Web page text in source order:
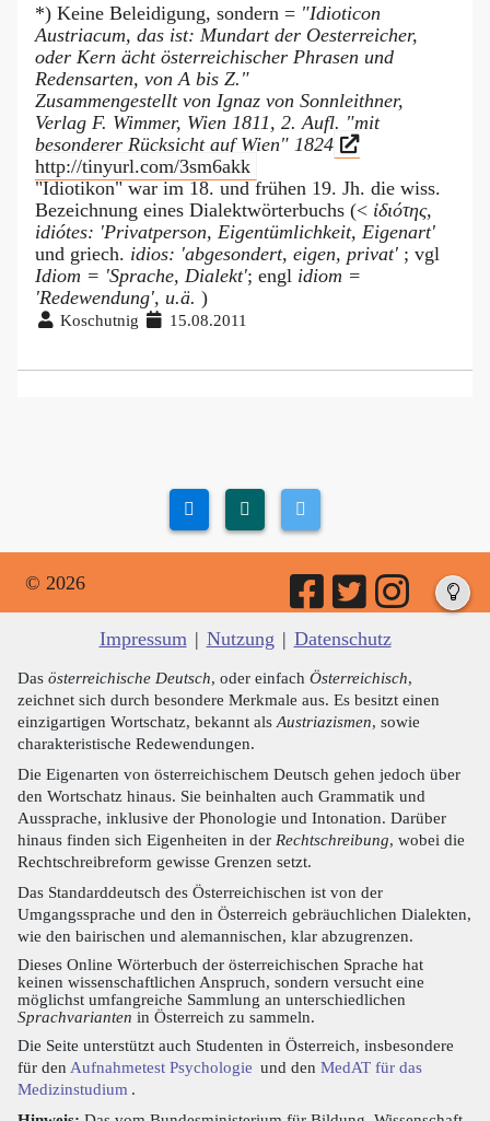
*) Keine Beleidigung, sondern = "Idioticon
Austriacum, das ist: Mundart der Oesterreicher,
oder Kern ächt österreichischer Phrasen und
Redensarten, von A bis Z."
Zusammengestellt von Ignaz von Sonnleithner,
Verlag F. Wimmer, Wien 1811, 2. Aufl. "mit
besonderer Rücksicht auf Wien" 1824
http://tinyurl.com/3sm6akk
"Idiotikon" war im 18. und frühen 19. Jh. die wiss.
Bezeichnung eines Dialektwörterbuchs (< ἰδιότης,
idiótes: 'Privatperson, Eigentümlichkeit, Eigenart'
und griech. idios: 'abgesondert, eigen, privat' ; vgl
Idiom = 'Sprache, Dialekt'; engl idiom =
'Redewendung', u.ä. )
Koschutnig 15.08.2011
© 2026
Impressum | Nutzung | Datenschutz
Das österreichische Deutsch, oder einfach Österreichisch,
zeichnet sich durch besondere Merkmale aus. Es besitzt einen
einzigartigen Wortschatz, bekannt als Austriazismen, sowie
charakteristische Redewendungen.
Die Eigenarten von österreichischem Deutsch gehen jedoch über
den Wortschatz hinaus. Sie beinhalten auch Grammatik und
Aussprache, inklusive der Phonologie und Intonation. Darüber
hinaus finden sich Eigenheiten in der Rechtschreibung, wobei die
Rechtschreibreform gewisse Grenzen setzt.
Das Standarddeutsch des Österreichischen ist von der
Umgangssprache und den in Österreich gebräuchlichen Dialekten,
wie den bairischen und alemannischen, klar abzugrenzen.
Dieses Online Wörterbuch der österreichischen Sprache hat
keinen wissenschaftlichen Anspruch, sondern versucht eine
möglichst umfangreiche Sammlung an unterschiedlichen
Sprachvarianten in Österreich zu sammeln.
Die Seite unterstützt auch Studenten in Österreich, insbesondere
für den Aufnahmetest Psychologie und den MedAT für das
Medizinstudium .